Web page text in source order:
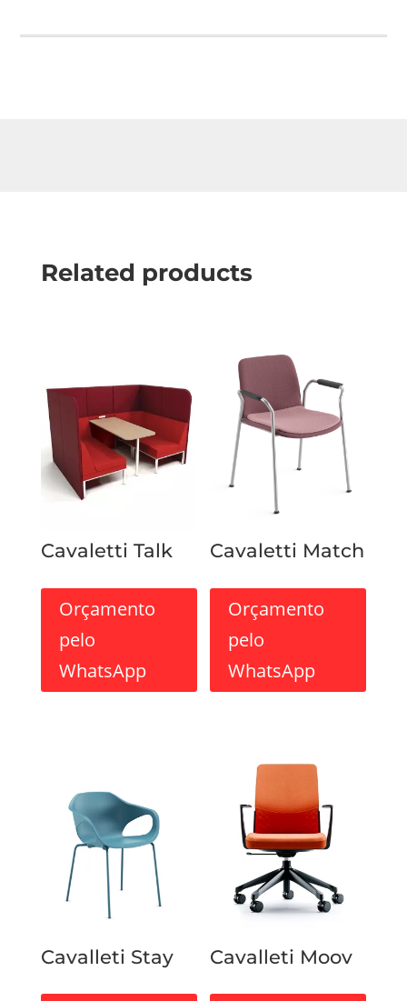
Related products
Cavaletti Talk
Orçamento
pelo
WhatsApp
Cavaletti Match
Orçamento
pelo
WhatsApp
Cavalleti Stay Cavalleti Moov